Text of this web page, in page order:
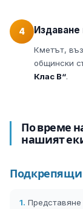
4 Издаване
Кметът,
общински
Клас В“.
По време
нашият
Подкрепящи
1. Представяне